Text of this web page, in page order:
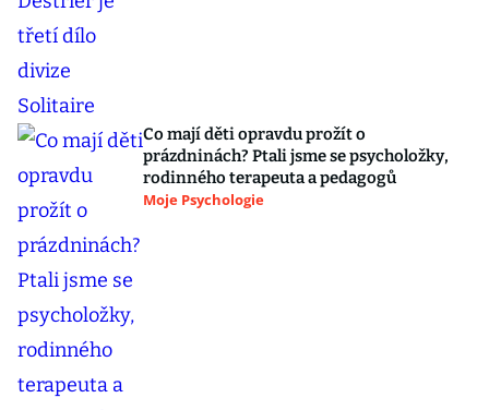
Co mají děti opravdu prožít o
prázdninách? Ptali jsme se psycholožky,
rodinného terapeuta a pedagogů
Moje Psychologie